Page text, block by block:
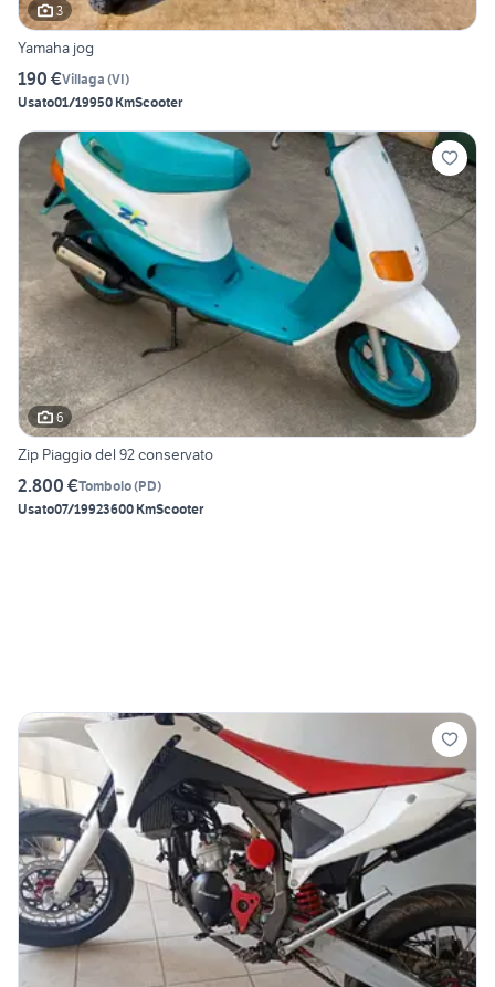
3
Yamaha jog
190 €Villaga (VI)
Usato01/19950 KmScooter
6
Zip Piaggio del 92 conservato
2.800 €Tombolo(PD)
Usato07/19923600 KmScooter